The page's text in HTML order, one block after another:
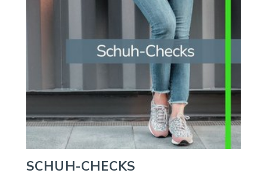
SCHUH-CHECKS